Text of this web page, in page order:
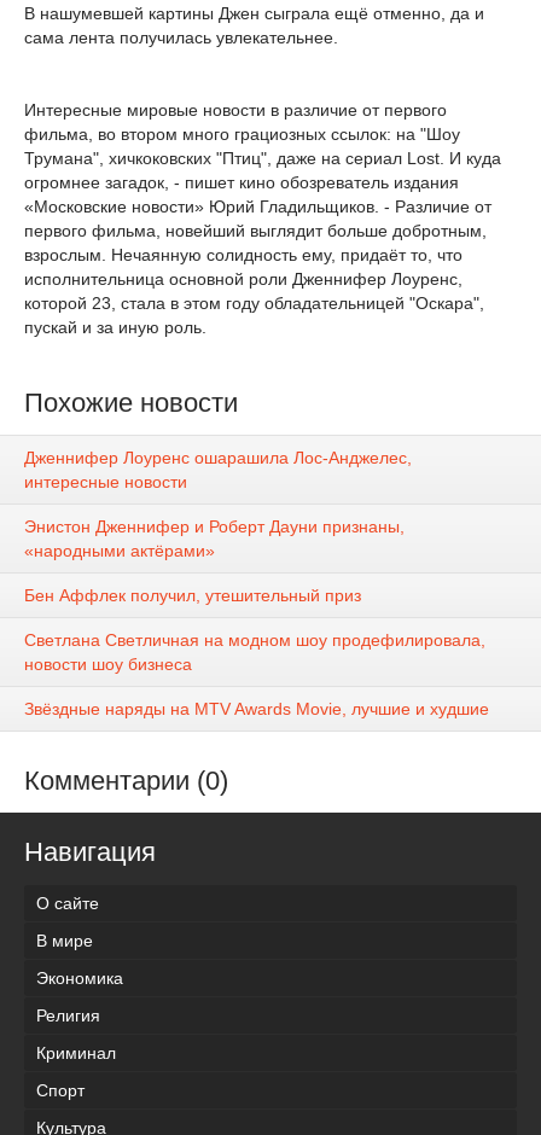
В нашумевшей картины Джен сыграла ещё отменно, да и
сама лента получилась увлекательнее.
Интересные мировые новости в различие от первого
фильма, во втором много грациозных ссылок: на "Шоу
Трумана", хичкоковских "Птиц", даже на сериал Lost. И куда
огромнее загадок, - пишет кино обозреватель издания
«Московские новости» Юрий Гладильщиков. - Различие от
первого фильма, новейший выглядит больше добротным,
взрослым. Нечаянную солидность ему, придаёт то, что
исполнительница основной роли Дженнифер Лоуренс,
которой 23, стала в этом году обладательницей "Оскара",
пускай и за иную роль.
Похожие новости
Дженнифер Лоуренс ошарашила Лос-Анджелес,
интересные новости
Энистон Дженнифер и Роберт Дауни признаны,
«народными актёрами»
Бен Аффлек получил, утешительный приз
Светлана Светличная на модном шоу продефилировала,
новости шоу бизнеса
Звёздные наряды на MTV Awards Movie, лучшие и худшие
Комментарии (0)
Навигация
О сайте
В мире
Экономика
Религия
Криминал
Спорт
Культура